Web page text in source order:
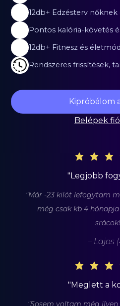
12db+ Edzésterv nőknek
Pontos kalória-követés
12db+ Fitnesz és
Rendszeres frissítések,
Kipróbálom
Belépek
"Legjobb
"Már -23 kilót lefogytam
még csak kb 4
– Lajos
"Meglett a
"Sosem voltam még